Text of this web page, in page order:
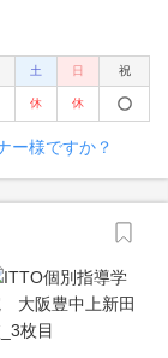
土 日 祝
休 休
ー様ですか？